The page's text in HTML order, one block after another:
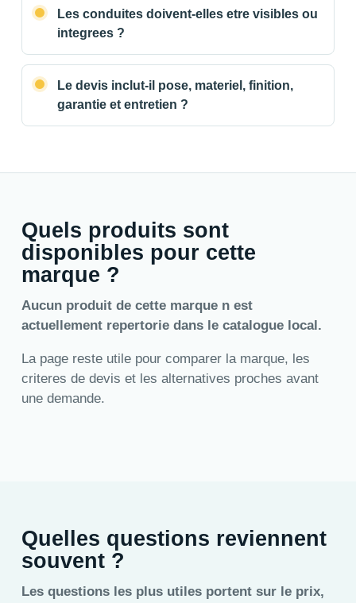
Les conduites doivent-elles etre visibles ou
integrees ?
Le devis inclut-il pose, materiel, finition,
garantie et entretien ?
Quels produits sont
disponibles pour cette
marque ?
Aucun produit de cette marque n est
actuellement repertorie dans le catalogue local.
La page reste utile pour comparer la marque, les
criteres de devis et les alternatives proches avant
une demande.
Quelles questions reviennent
souvent ?
Les questions les plus utiles portent sur le prix,